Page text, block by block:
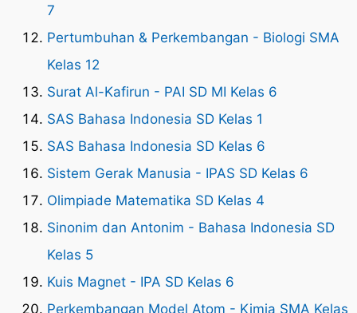
7
Pertumbuhan & Perkembangan - Biologi SMA
Kelas 12
Surat Al-Kafirun - PAI SD MI Kelas 6
SAS Bahasa Indonesia SD Kelas 1
SAS Bahasa Indonesia SD Kelas 6
Sistem Gerak Manusia - IPAS SD Kelas 6
Olimpiade Matematika SD Kelas 4
Sinonim dan Antonim - Bahasa Indonesia SD
Kelas 5
Kuis Magnet - IPA SD Kelas 6
Perkembangan Model Atom - Kimia SMA Kelas